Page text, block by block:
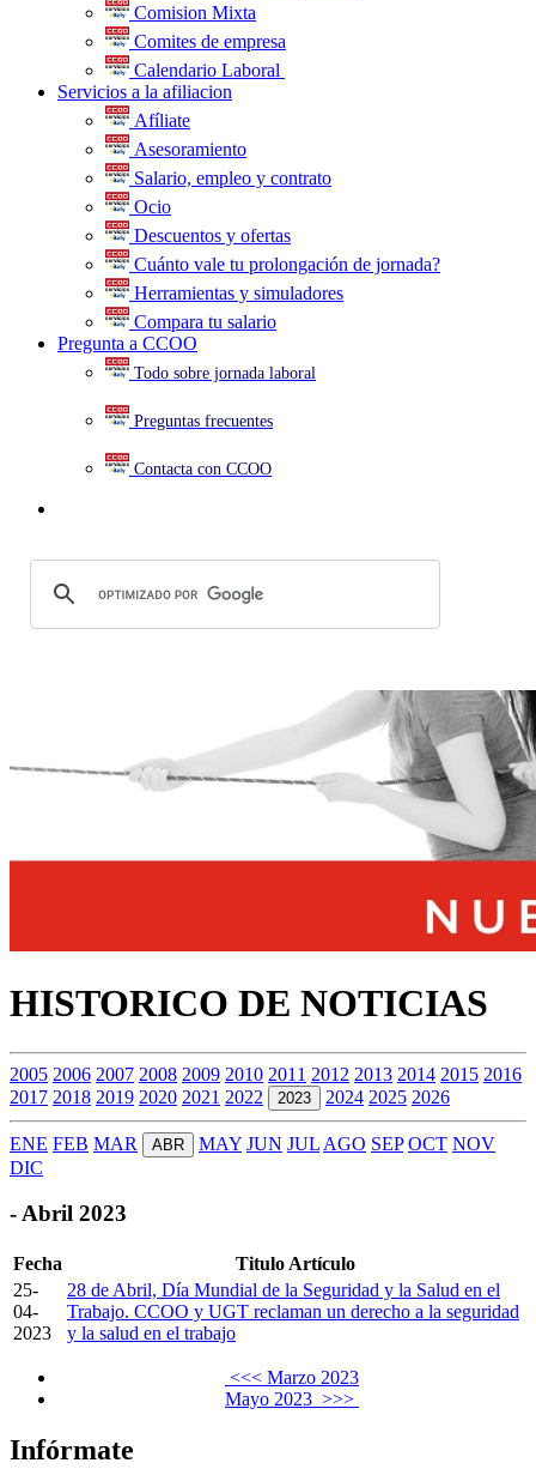
Comision Mixta
Comites de empresa
Calendario Laboral
Servicios a la afiliacion
Afíliate
Asesoramiento
Salario, empleo y contrato
Ocio
Descuentos y ofertas
Cuánto vale tu prolongación de jornada?
Herramientas y simuladores
Compara tu salario
Pregunta a CCOO
Todo sobre jornada laboral
Preguntas frecuentes
Contacta con CCOO
HISTORICO DE NOTICIAS
2005 2006 2007 2008 2009 2010 2011 2012 2013 2014 2015 2016
2017 2018 2019 2020 2021 2022 2023 2024 2025 2026
ENE FEB MAR ABR MAY JUN JUL AGO SEP OCT NOV
DIC
- Abril 2023
Fecha
Titulo Artículo
25-
04-
2023
28 de Abril, Día Mundial de la Seguridad y la Salud en el
Trabajo. CCOO y UGT reclaman un derecho a la seguridad
y la salud en el trabajo
<<< Marzo 2023
Mayo 2023 >>>
Infórmate